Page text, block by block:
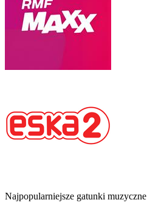
Najpopularniejsze gatunki muzyczne